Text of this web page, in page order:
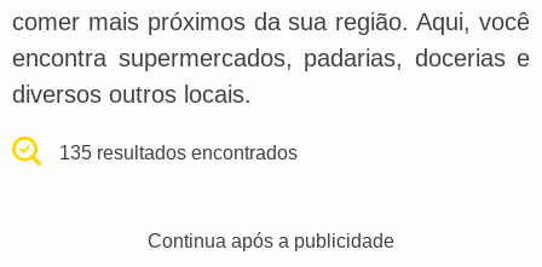
comer mais próximos da sua região. Aqui, você
encontra supermercados, padarias, docerias e
diversos outros locais.
135 resultados encontrados
Continua após a publicidade